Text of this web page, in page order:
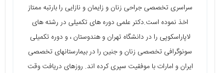
سراسری تخصصی جراحی زنان و زایمان و نازایی را بارتبه ممتاز
اخذ نموده است.دکتر علمی دوره های تکمیلی در رشته های
لاپاراسکوپی را در دانشگاه تهران و هندوستان ، و دوره تکمیلی
سونوگرافی تخصصی زنان و جنین را در بیمارستانهای تخصصی
ایران و امارات با موفقیت سپری کرده اند. روزهای دریافت وقت